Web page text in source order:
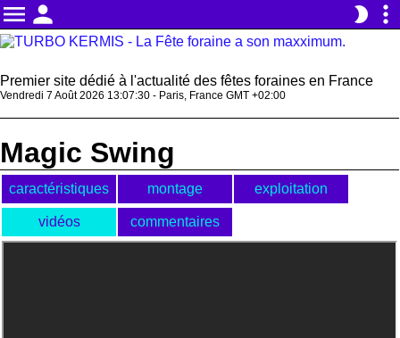
menu person brightness_2 more_vert
Premier site dédié à l'actualité des fêtes foraines en France
Vendredi 7 Août 2026 13:07:30 - Paris, France GMT +02:00
Magic Swing
caractéristiques montage exploitation
vidéos commentaires